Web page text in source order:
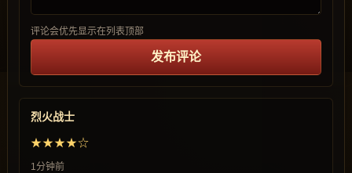
评论会优先显示在列表顶部
发布评论
烈火战士
★★★★☆
1分钟前